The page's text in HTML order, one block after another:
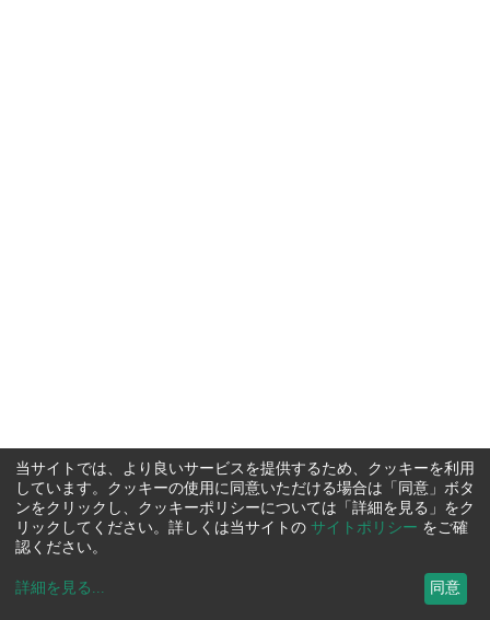
当サイトでは、より良いサービスを提供するため、クッキーを利用
しています。クッキーの使用に同意いただける場合は「同意」ボタ
ンをクリックし、クッキーポリシーについては「詳細を見る」をク
リックしてください。詳しくは当サイトの サイトポリシー をご確
認ください。
詳細を見る ... 同意